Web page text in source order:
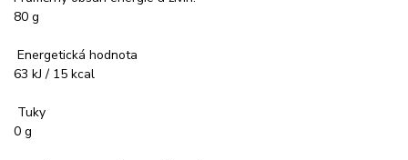
80 g
Energetická hodnota
63 kJ / 15 kcal
Tuky
0 g